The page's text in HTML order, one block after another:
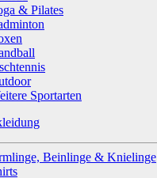
& Pilates
Sportarten
Beinlinge & Knielinge